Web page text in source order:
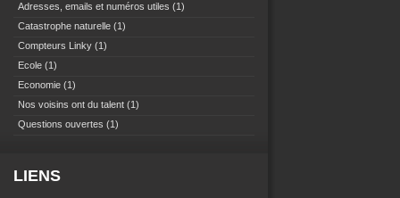
Adresses, emails et numéros utiles (1)
Catastrophe naturelle (1)
Compteurs Linky (1)
Ecole (1)
Economie (1)
Nos voisins ont du talent (1)
Questions ouvertes (1)
LIENS